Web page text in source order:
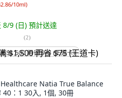
10ml)
8/9 (日) 預計送達
(2)
$1,500 再省 $75 (王道卡)
Natia True Balance
40：1 30入, 1個, 30冊